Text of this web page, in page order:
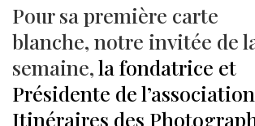
Pour sa première carte
blanche, notre invitée de
semaine,la fondatrice et
Présidente de l’association
Itinéraires des